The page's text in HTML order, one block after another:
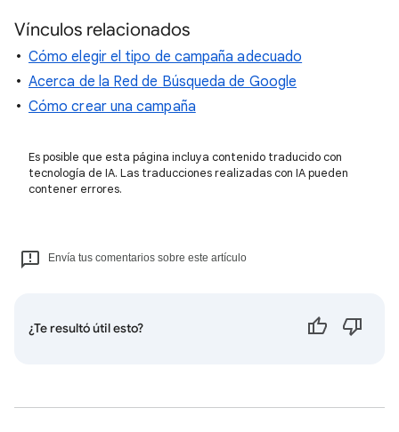
Vínculos relacionados
Cómo elegir el tipo de campaña adecuado
Acerca de la Red de Búsqueda de Google
Cómo crear una campaña
Es posible que esta página incluya contenido traducido con
tecnología de IA. Las traducciones realizadas con IA pueden
contener errores.
Envía tus comentarios sobre este artículo
¿Te resultó útil esto?